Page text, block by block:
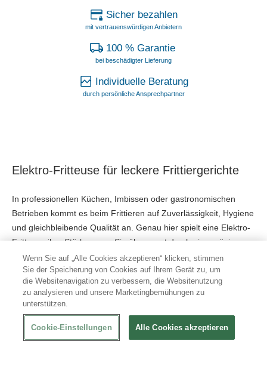
Sicher bezahlen
mit vertrauenswürdigen Anbietern
100 % Garantie
bei beschädigter Lieferung
Individuelle Beratung
durch persönliche Ansprechpartner
Elektro-Fritteuse für leckere Frittiergerichte
In professionellen Küchen, Imbissen oder gastronomischen
Betrieben kommt es beim Frittieren auf Zuverlässigkeit, Hygiene
und gleichbleibende Qualität an. Genau hier spielt eine Elektro-
Fritteuse ihre Stärken aus: Sie überzeugt durch eine präzise
Temperatursteuerung, robuste Verarbeitung und einen
reibungslosen Arbeitsablaufim täglichen Einsatz. Gefertigt
aus hochwertigem Edelstahl, sind diese Gerätelanglebig
besonders
und optisch ansprechend.
Zudem sind unsere Modelle für den professionellen
Gastronomiebereich konzipiert und erfüllen hohe Ansprüche an
Wenn Sie auf „Alle Cookies akzeptieren“ klicken, stimmen
Sie der Speicherung von Cookies auf Ihrem Gerät zu, um
die Websitenavigation zu verbessern, die Websitenutzung
zu analysieren und unsere Marketingbemühungen zu
unterstützen.
Cookie-Einstellungen Alle Cookies akzeptieren